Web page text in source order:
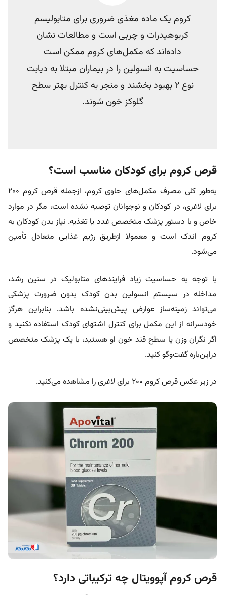
کروم یک ماده مغذی ضروری برای متابولیسم
کربوهیدرات و چربی است و مطالعات نشان
داده‌اند که مکمل‌های کروم ممکن است
حساسیت به انسولین را در بیماران مبتلا به دیابت
نوع 2 بهبود بخشند و منجر به کنترل بهتر سطح
گلوکز خون شوند.
قرص کروم برای کودکان مناسب است؟
به‌طور کلی مصرف مکمل‌های حاوی کروم، از‌جمله قرص کروم ۲۰۰
برای لاغری، در کودکان و نوجوانان توصیه نشده است، مگر در موارد
خاص و با دستور پزشک متخصص غدد یا تغذیه. نیاز بدن کودکان به
کروم اندک است و معمولا از‌طریق رژیم غذایی متعادل تأمین
می‌شود.
با توجه به حساسیت زیاد فرایندهای متابولیک در سنین رشد،
مداخله در سیستم انسولین بدن کودک بدون ضرورت پزشکی
می‌تواند زمینه‌ساز عوارض پیش‌بینی‌نشده‌ باشد. بنابراین هرگز
خودسرانه از این مکمل برای کنترل اشتهای کودک استفاده نکنید و
اگر نگران وزن یا سطح قند خون او هستید، با یک پزشک متخصص
دراین‌باره گفت‌و‌گو کنید.
در زیر عکس قرص کروم ۲۰۰ برای لاغری را مشاهده می‌کنید.
قرص کروم آپوویتال چه ترکیباتی دارد؟